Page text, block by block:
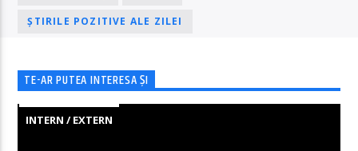
ȘTIRILE POZITIVE ALE ZILEI
TE-AR PUTEA INTERESA ȘI
INTERN / EXTERN